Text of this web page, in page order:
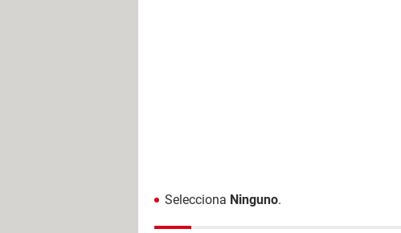
Selecciona Ninguno.